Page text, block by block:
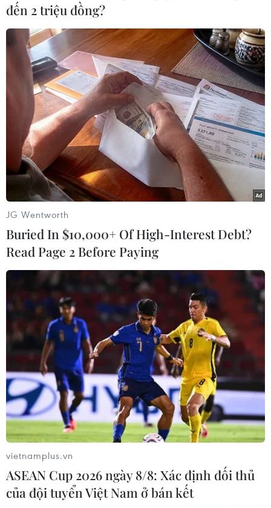
#U23 Việt Nam
#Chủ tịch nước Nguyễn Xuân Phúc
#Giải Bóng đá U23 Đông Nam Á 2022
#Vô địch
#Đăng quang
#huấn luyện viên Đinh Thế Nam
Theo dõi VietnamPlus
TIN LIÊN QUAN
đến 2 triệu đồng?
JG Wentworth
Buried In $10,000+ Of High-Interest Debt?
Read Page 2 Before Paying
vietnamplus.vn
ASEAN Cup 2026 ngày 8/8: Xác định đối thủ
của đội tuyển Việt Nam ở bán kết